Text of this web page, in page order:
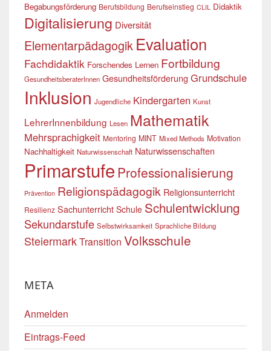
Begabungsförderung Berufsbildung Berufseinstieg CLIL Didaktik
Digitalisierung Diversität
Elementarpädagogik Evaluation
Fachdidaktik Forschendes Lernen Fortbildung
GesundheitsberaterInnen Gesundheitsförderung Grundschule
Inklusion Jugendliche Kindergarten Kunst
LehrerInnenbildung Lesen Mathematik
Mehrsprachigkeit Mentoring MINT Mixed Methods Motivation
Nachhaltigkeit Naturwissenschaft Naturwissenschaften
Primarstufe Professionalisierung
Prävention Religionspädagogik Religionsunterricht
Resilienz Sachunterricht Schule Schulentwicklung
Sekundarstufe Selbstwirksamkeit Sprachliche Bildung
SteiermarkTransition Volksschule
META
Anmelden
Eintrags-Feed